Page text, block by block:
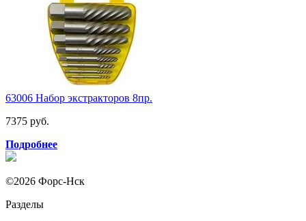
63006 Набор экстракторов 8пр.
7375 руб.
Подробнее
©2026 Форс-Нск
Разделы